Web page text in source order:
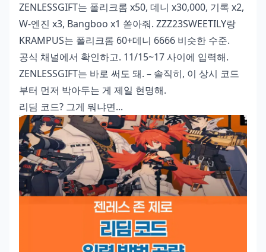
ZENLESSGIFT는 폴리크롬 x50, 데니 x30,000, 기록 x2,
W-엔진 x3, Bangboo x1 쏟아줘. ZZZ23SWEETILY랑
KRAMPUS는 폴리크롬 60+데니 6666 비슷한 수준.
공식 채널에서 확인하고. 11/15~17 사이에 입력해.
ZENLESSGIFT는 바로 써도 돼. – 솔직히, 이 상시 코드
부터 먼저 박아두는 게 제일 현명해.
리딤 코드? 그게 뭐냐면...